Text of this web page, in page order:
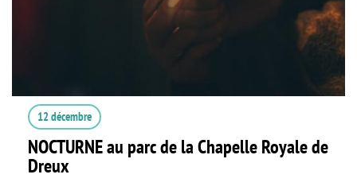
12 décembre
NOCTURNE au parc de la Chapelle Royale de
Dreux